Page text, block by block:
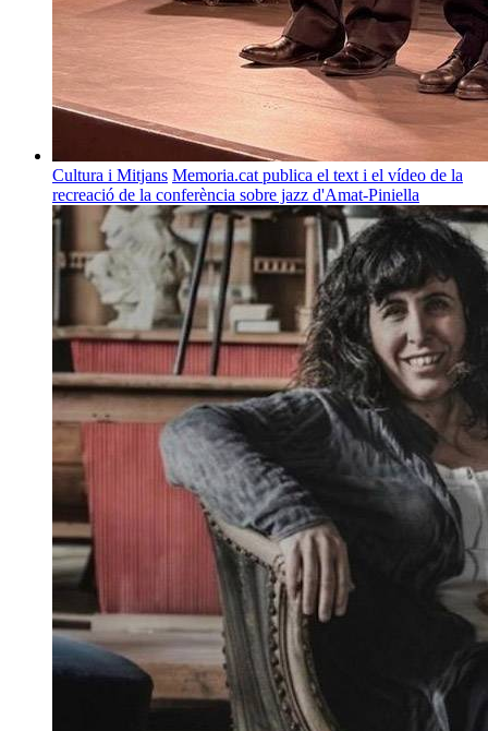
Cultura i Mitjans Memoria.cat publica el text i el vídeo de la
recreació de la conferència sobre jazz d'Amat-Piniella